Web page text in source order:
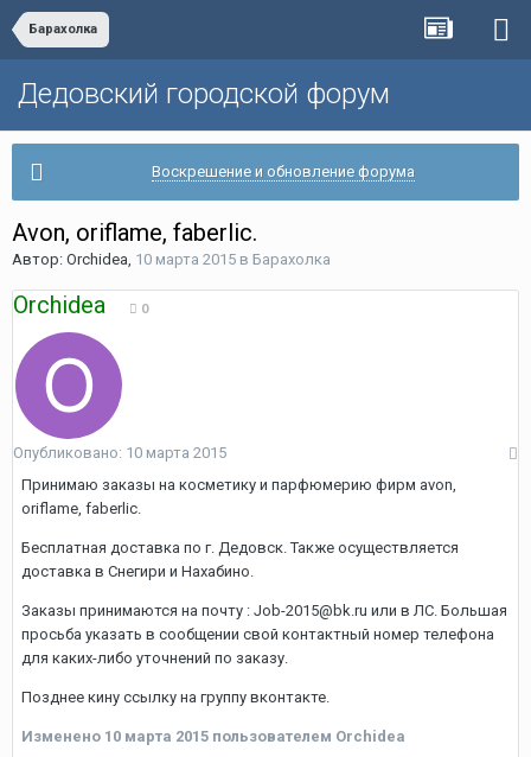
Барахолка
Дедовский городской форум
Воскрешение и обновление форума
Avon, oriflame, faberlic.
Автор: Orchidea, 10 марта 2015 в Барахолка
Orchidea 0
Опубликовано: 10 марта 2015
Принимаю заказы на косметику и парфюмерию фирм avon,
oriflame, faberlic.
Бесплатная доставка по г. Дедовск. Также осуществляется
доставка в Снегири и Нахабино.
Заказы принимаются на почту : Job-2015@bk.ru или в ЛС. Большая
просьба указать в сообщении свой контактный номер телефона
для каких-либо уточнений по заказу.
Позднее кину ссылку на группу вконтакте.
Изменено 10 марта 2015 пользователем Orchidea